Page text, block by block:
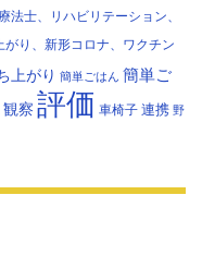
法士、リハビリテーション、
り、新形コロナ、ワクチン
上がり 簡単ごはん 簡単ご
観察 評価 車椅子 連携 野